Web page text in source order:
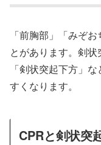
「前胸部」「みぞ
とがあります。剣状
「剣状突起下方」
すくなります。
CPRと剣状突